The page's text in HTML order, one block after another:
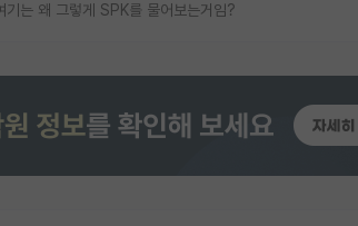
기는 왜 그렇게 SPK를 물어보는거임?